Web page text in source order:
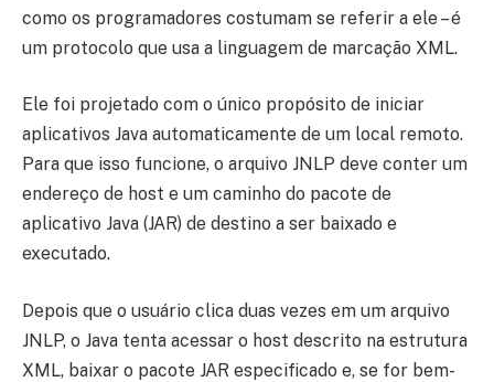
como os programadores costumam se referir a ele – é
um protocolo que usa a linguagem de marcação XML.
Ele foi projetado com o único propósito de iniciar
aplicativos Java automaticamente de um local remoto.
Para que isso funcione, o arquivo JNLP deve conter um
endereço de host e um caminho do pacote de
aplicativo Java (JAR) de destino a ser baixado e
executado.
Depois que o usuário clica duas vezes em um arquivo
JNLP, o Java tenta acessar o host descrito na estrutura
XML, baixar o pacote JAR especificado e, se for bem-